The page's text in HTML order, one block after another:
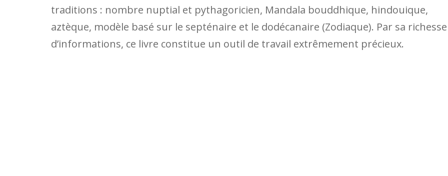
traditions : nombre nuptial et pythagoricien, Mandala bouddhique, hindouique,
aztèque, modèle basé sur le septénaire et le dodécanaire (Zodiaque). Par sa richesse
d’informations, ce livre constitue un outil de travail extrêmement précieux.